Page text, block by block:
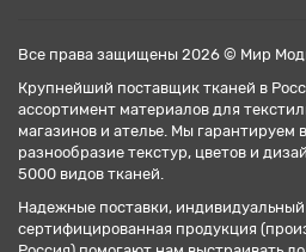
Все права защищены 2026 © Мир
Крупнейший поставщик тканей в
ассортимент материалов для
магазинов и ателье. Мы гарантируем
разнообразие текстур, цветов и
5000 видов тканей.
Надежные поставки,
сертифицированная продукция